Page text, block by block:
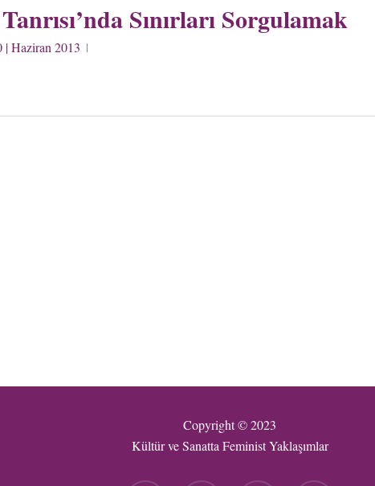
Sınırları Sorgulamak
| Haziran 2013
Copyright © 2023
Kültür ve Sanatta Feminist Yaklaşımlar